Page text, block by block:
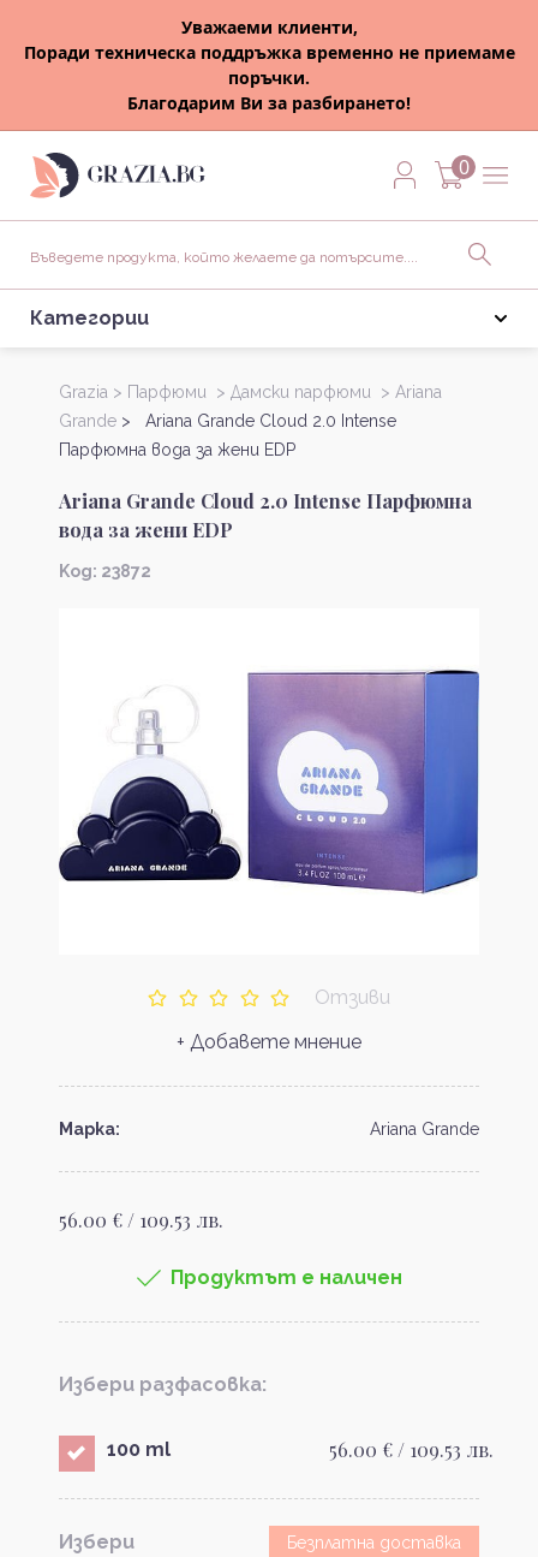
Уважаеми клиенти,
Поради техническа поддръжка временно не приемаме
поръчки.
Благодарим Ви за разбирането!
0
Категории
Grazia > Парфюми > Дамски парфюми > Ariana
Grande > Ariana Grande Cloud 2.0 Intense
Парфюмна вода за жени EDP
Ariana Grande Cloud 2.0 Intense Парфюмна
вода за жени EDP
Kод: 23872
Отзиви
+ Добавете мнение
Марка: Ariana Grande
56.00 € / 109.53 лв.
Продуктът е наличен
Избери разфасовка:
100 ml 56.00 € / 109.53 лв.
Избери
Безплатна доставка